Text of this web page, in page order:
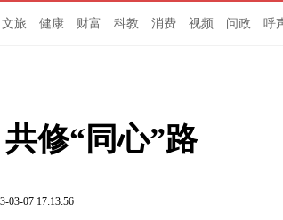
文旅 健康 财富 科教 消费 视频 问政 呼
修“同心”路
03-07 17:13:56